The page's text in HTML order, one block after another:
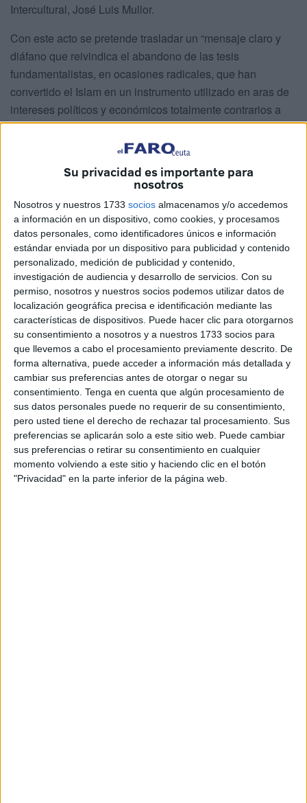
Su privacidad es importante para
nosotros
Nosotros y nuestros 1733 socios almacenamos y/o accedemos
a información en un dispositivo, como cookies, y procesamos
datos personales, como identificadores únicos e información
estándar enviada por un dispositivo para publicidad y contenido
personalizado, medición de publicidad y contenido,
investigación de audiencia y desarrollo de servicios. Con su
permiso, nosotros y nuestros socios podemos utilizar datos de
localización geográfica precisa e identificación mediante las
características de dispositivos. Puede hacer clic para otorgarnos
su consentimiento a nosotros y a nuestros 1733 socios para
que llevemos a cabo el procesamiento previamente descrito. De
forma alternativa, puede acceder a información más detallada y
cambiar sus preferencias antes de otorgar o negar su
consentimiento. Tenga en cuenta que algún procesamiento de
sus datos personales puede no requerir de su consentimiento,
pero usted tiene el derecho de rechazar tal procesamiento. Sus
preferencias se aplicarán solo a este sitio web. Puede cambiar
sus preferencias o retirar su consentimiento en cualquier
momento volviendo a este sitio y haciendo clic en el botón
"Privacidad" en la parte inferior de la página web.
Intercultural, José Luis Mullor.
Con este acto se pretende trasladar un “mensaje claro y
diáfano que reivindica el abandono de las tesis
fundamentalistas, en ocasiones radicales, que han
convertido el Islam en un instrumento utilizado en aras de
intereses políticos y económicos totalmente contrarios a
sus tesis intelectuales, espirituales y sociales. Una huida
de posturas marginales hacia la efectiva integración
Las primeras autoridades de la Ciudad se trasladaron
hasta Sidi Embarek para asistir a este evento cultural y
religioso que pretende ser una muestra más de la
interculturalidad reinante en nuestra ciudad.
Tags: Asociaciones
Comunidad Musulmana
Sidi Embarek